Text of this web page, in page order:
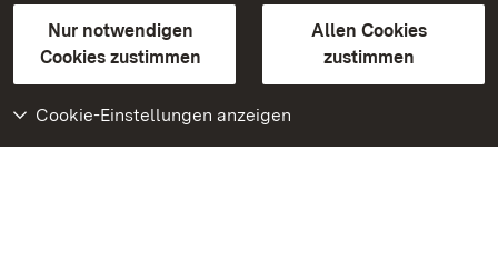
Nur notwendigen
Cookies zustimmen
Allen Cookies
zustimmen
Cookie-Einstellungen anzeigen
GebärdenspracheLeichte Sprache
Erklärung zur Barrierefreiheit
BITV-konform (geprüfte Seiten)
Weiteres